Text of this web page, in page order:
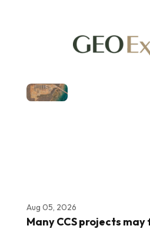
Aug 05, 2026
Many CCS projects